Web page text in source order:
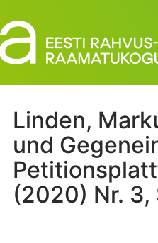
Linden,
und
(2020) Nr.